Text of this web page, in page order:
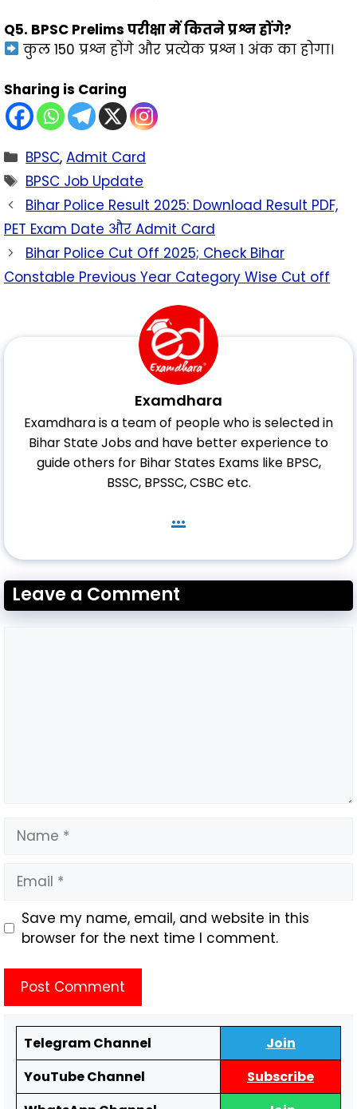
Q5. BPSC Prelims परीक्षा में कितने प्रश्न होंगे?
कुल 150 प्रश्न होंगे और प्रत्येक प्रश्न 1 अंक का होगा।
Sharing is Caring
BPSC,Admit Card
BPSC Job Update
Bihar Police Result 2025: Download Result PDF,
PET Exam Date और Admit Card
Bihar Police Cut Off 2025; Check Bihar
Constable Previous Year Category Wise Cut off
Examdhara
Examdhara is a team of people who is selected in
Bihar State Jobs and have better experience to
guide others for Bihar States Exams like BPSC,
BSSC, BPSSC, CSBC etc.
...
Leave a Comment
Save my name, email, and website in this
browser for the next time I comment.
Telegram Channel
Join
YouTube Channel
Subscribe